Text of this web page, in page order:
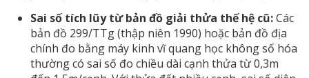
Sai số tích lũy từ bản đồ giải thửa thế hệ cũ:Các
bản đồ 299/TTg (thập niên 1990) hoặc bản đồ địa
chính đo bằng máy kinh vĩ quang học không số hóa
thường có sai số đo chiều dài cạnh thửa từ 0,3m